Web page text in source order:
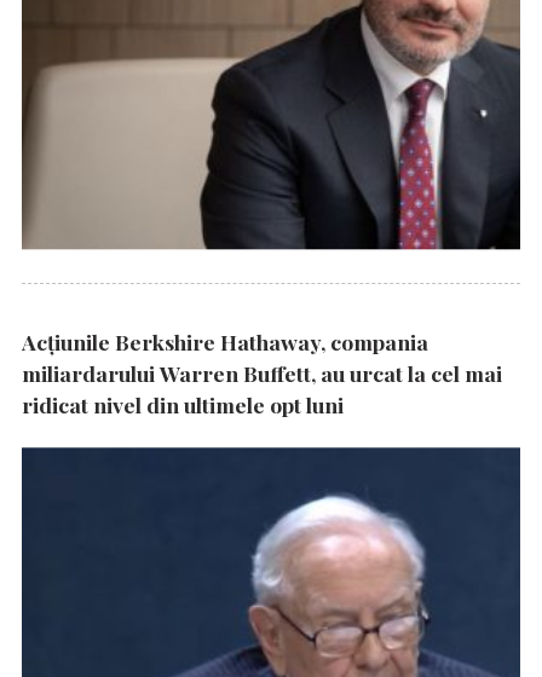
Acțiunile Berkshire Hathaway, compania
miliardarului Warren Buffett, au urcat la cel mai
ridicat nivel din ultimele opt luni